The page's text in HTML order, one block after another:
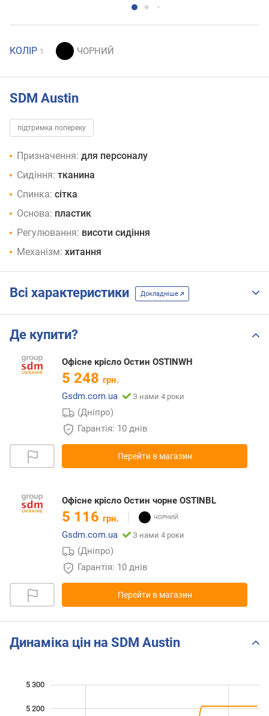
КОЛІР 1
SDM Austin
підтримка попереку
Призначення: для персоналу
Сидіння: тканина
Спинка: сітка
Основа: пластик
Регулювання: висоти сидіння
Механізм: хитання
Всі характеристики Докладніше
Де купити?
Oфісне крісло Остин OSTINWH
5 248 грн.
Gsdm.com.ua
З нами 4 роки
(Дніпро)
Гарантія: 10 днів
Перейти в магазин
Oфісне крісло Остин чорне OSTINBL
5 116 грн.
Gsdm.com.ua
З нами 4 роки
(Дніпро)
Гарантія: 10 днів
Перейти в магазин
Динаміка цін на SDM Austin
5 200
5 300